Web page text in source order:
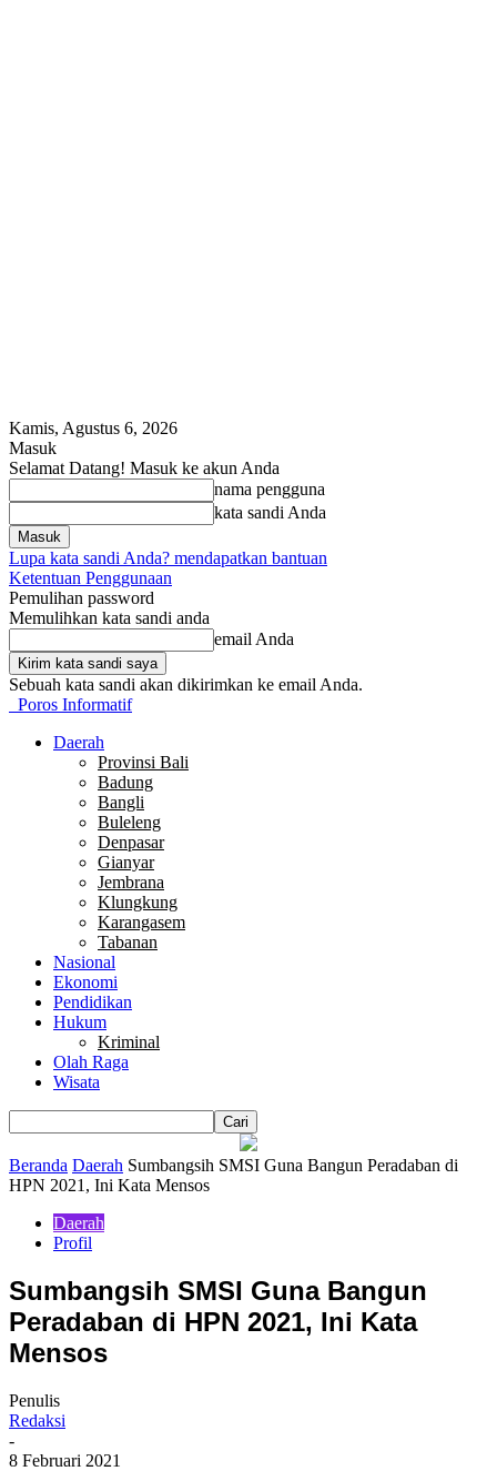
Kamis, Agustus 6, 2026
Masuk
Selamat Datang! Masuk ke akun Anda
nama pengguna
kata sandi Anda
Lupa kata sandi Anda? mendapatkan bantuan
Ketentuan Penggunaan
Pemulihan password
Memulihkan kata sandi anda
email Anda
Sebuah kata sandi akan dikirimkan ke email Anda.
Poros Informatif
Daerah
Provinsi Bali
Badung
Bangli
Buleleng
Denpasar
Gianyar
Jembrana
Klungkung
Karangasem
Tabanan
Nasional
Ekonomi
Pendidikan
Hukum
Kriminal
Olah Raga
Wisata
Beranda Daerah Sumbangsih SMSI Guna Bangun Peradaban di
HPN 2021, Ini Kata Mensos
Daerah
Profil
Sumbangsih SMSI Guna Bangun
Peradaban di HPN 2021, Ini Kata
Mensos
Penulis
Redaksi
-
8 Februari 2021